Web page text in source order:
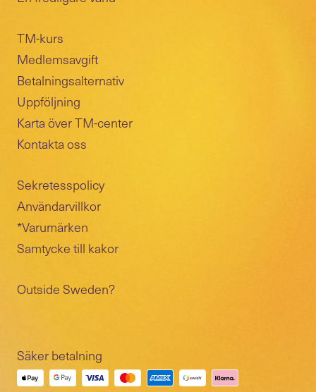
TM-kurs
Medlemsavgift
Betalningsalternativ
Uppföljning
Karta över TM-center
Kontakta oss
Sekretesspolicy
Användarvillkor
*Varumärken
Samtycke till kakor
Outside Sweden?
Säker betalning